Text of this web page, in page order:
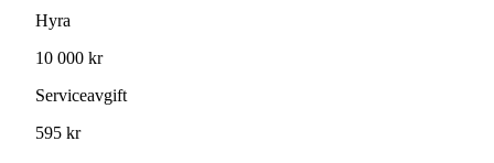
Hyra
10 000 kr
Serviceavgift
595 kr